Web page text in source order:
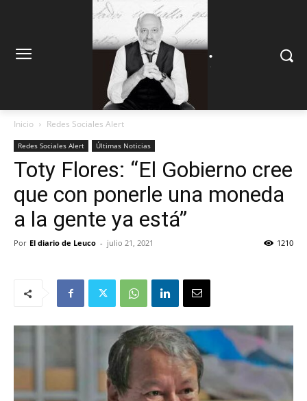
.
Inicio Redes Sociales Alert
Redes Sociales Alert Últimas Noticias
Toty Flores: “El Gobierno cree
que con ponerle una moneda
a la gente ya está”
Por El diario de Leuco - julio 21, 2021 1210